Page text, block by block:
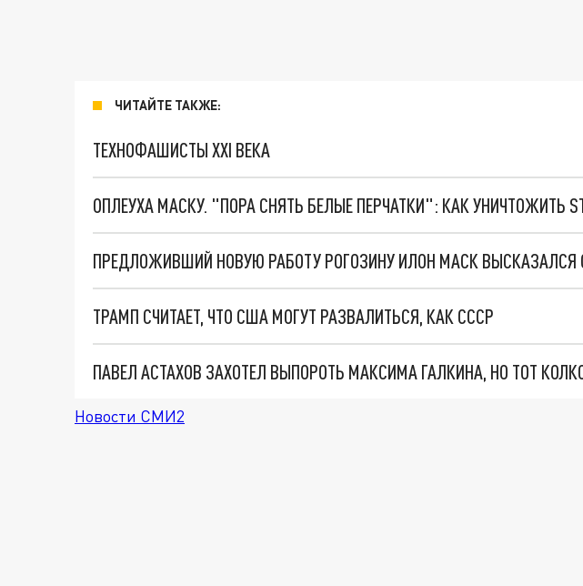
ЧИТАЙТЕ ТАКЖЕ:
ТЕХНОФАШИСТЫ XXI ВЕКА
ОПЛЕУХА МАСКУ. "ПОРА СНЯТЬ БЕЛЫЕ ПЕРЧАТКИ": КАК УНИЧТОЖИТЬ
ТРАМП СЧИТАЕТ, ЧТО США МОГУТ РАЗВАЛИТЬСЯ, КАК СССР
Новости СМИ2